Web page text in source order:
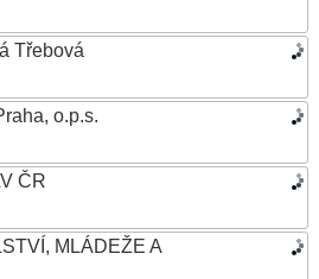
Třebová
o.p.s.
ČR
MLÁDEŽE A